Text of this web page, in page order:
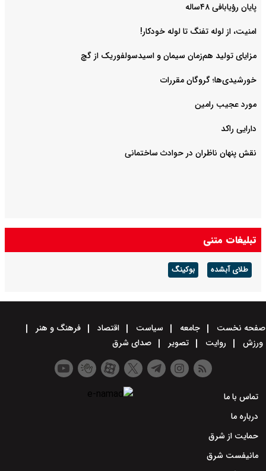
پایان رؤیابافی ۴۸ساله
امنیت، از لوله تفنگ تا ‌لوله خودکار!
مزایای تولید هم‌زمان سیمان و اسیدسولفوریک از گچ
خورشیدی‌ها؛ گروگان مقررات
مورد عجیب رامین
دارایی راکد
نقش پنهان ناظران در حوادث ساختمانی
تبلیغات متنی
طلای آبشده بوکینگ
صفحه نخست جامعه سیاست اقتصاد
فرهنگ و هنر
ورزش
روایت تصویر صدای شرق
تماس با ما
درباره ما
حمایت از شرق
مانیفست شرق